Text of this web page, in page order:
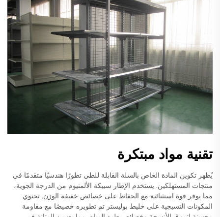
تقنية مواد مبتكرة
يُظهر تكوين المادة الخاص بالسلة القابلة للطي تطورًا هندسيًا متقدمًا في
منتجات المستهلكين. يستخدم الإطار سبيكة الألمنيوم من الدرجة الجوية،
مما يوفر قوة استثنائية مع الحفاظ على خصائص خفيفة الوزن. تحتوي
المكونات النسيجية على خليط بوليستر تم تطويره خصيصًا مع مقاومة